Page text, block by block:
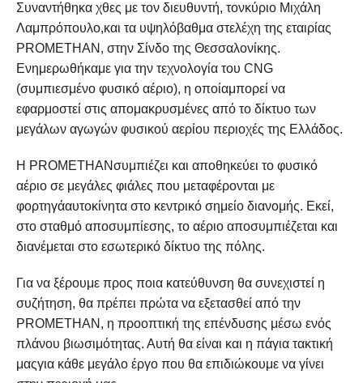
Συναντήθηκα χθες με τον διευθυντή, τονκύριο Μιχάλη
Λαμπρόπουλο,και τα υψηλόβαθμα στελέχη της εταιρίας
PROMETHAN, στην Σίνδο της Θεσσαλονίκης.
Ενημερωθήκαμε για την τεχνολογία του CNG
(συμπιεσμένο φυσικό αέριο), η οποίαμπορεί να
εφαρμοστεί στις απομακρυσμένες από το δίκτυο των
μεγάλων αγωγών φυσικού αερίου περιοχές της Ελλάδος.
Η PROMETHANσυμπιέζει και αποθηκεύει το φυσικό
αέριο σε μεγάλες φιάλες που μεταφέρονται με
φορτηγάαυτοκίνητα στο κεντρικό σημείο διανομής. Εκεί,
στο σταθμό αποσυμπίεσης, το αέριο αποσυμπιέζεται και
διανέμεται στο εσωτερικό δίκτυο της πόλης.
Για να ξέρουμε προς ποια κατεύθυνση θα συνεχιστεί η
συζήτηση, θα πρέπει πρώτα να εξετασθεί από την
PROMETHAN, η προοπτική της επένδυσης μέσω ενός
πλάνου βιωσιμότητας. Αυτή θα είναι και η πάγια τακτική
μαςγια κάθε μεγάλο έργο που θα επιδιώκουμε να γίνει